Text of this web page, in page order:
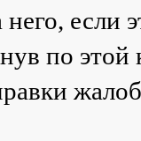
если
по этой